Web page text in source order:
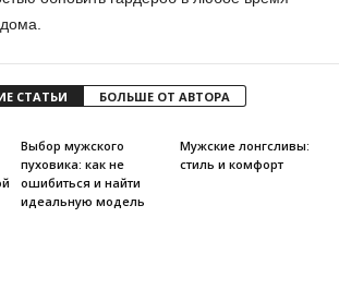
СТАТЬИ БОЛЬШЕ ОТ АВТОРА
Выбор мужского
пуховика: как не
ошибиться и найти
идеальную модель
Мужские лонгсливы:
стиль и комфорт